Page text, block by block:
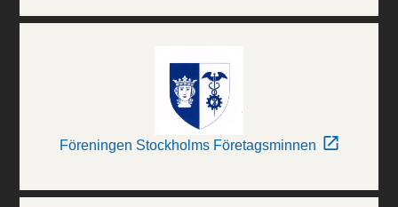
Föreningen Stockholms Företagsminnen